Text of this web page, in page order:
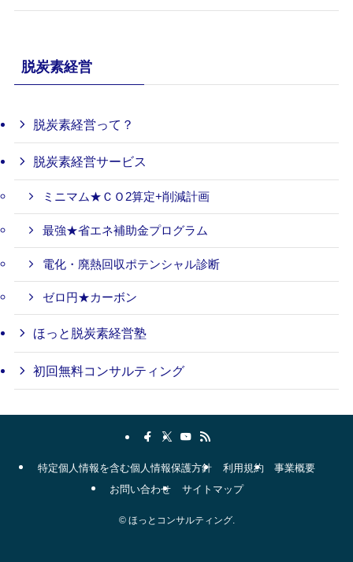
脱炭素経営
脱炭素経営って？
脱炭素経営サービス
ミニマム★ＣＯ2算定+削減計画
最強★省エネ補助金プログラム
電化・廃熱回収ポテンシャル診断
ゼロ円★カーボン
ほっと脱炭素経営塾
初回無料コンサルティング
特定個人情報を含む個人情報保護方針 利用規約
事業概要
お問い合わせ
サイトマップ
©ほっとコンサルティング.